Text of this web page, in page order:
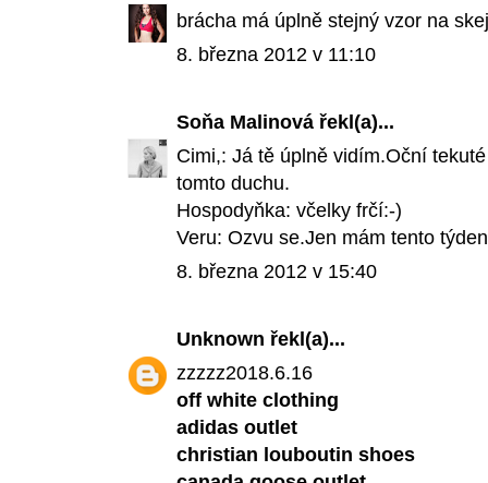
brácha má úplně stejný vzor na
8. března 2012 v 11:10
Soňa Malinová řekl(a)...
Cimi,: Já tě úplně vidím.Oční
tomto duchu.
Hospodyňka: včelky frčí:-)
Veru: Ozvu se.Jen mám tento
8. března 2012 v 15:40
Unknown řekl(a)...
zzzzz2018.6.16
off white clothing
adidas outlet
christian louboutin shoes